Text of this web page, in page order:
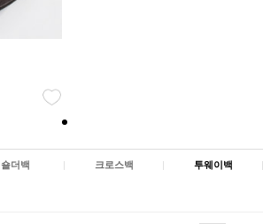
숄더백 | 크로스백 | 투웨이백 |